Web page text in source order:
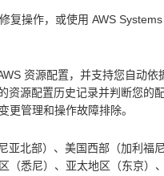
复操作，或使用 AWS
资源配置，并支持您自动依
资源配置历史记录并判断您的
管理和操作故障排除。
北部）、美国西部（加利福尼
（悉尼）、亚太地区（东京）